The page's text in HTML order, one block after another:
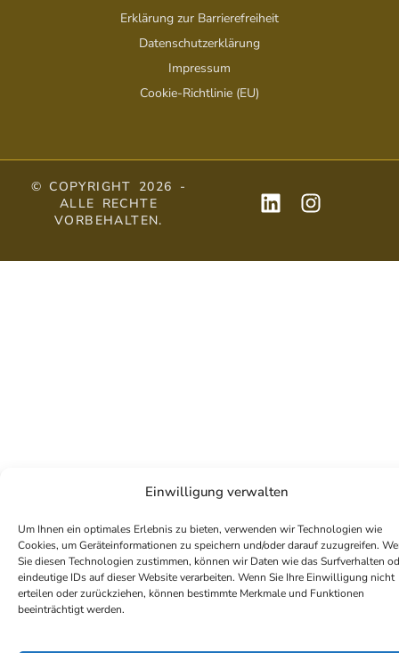
Einwilligung verwalten
Um Ihnen ein optimales Erlebnis zu bieten, verwenden wir Technologien wie
Cookies, um Geräteinformationen zu speichern und/oder darauf zuzugreifen.
Sie diesen Technologien zustimmen, können wir Daten wie das Surfverhalten
eindeutige IDs auf dieser Website verarbeiten. Wenn Sie Ihre Einwilligung nicht
erteilen oder zurückziehen, können bestimmte Merkmale und Funktionen
beeinträchtigt werden.
Erklärung zur Barrierefreiheit
Datenschutzerklärung
Impressum
Cookie-Richtlinie (EU)
© COPYRIGHT 2026 -
ALLE RECHTE
VORBEHALTEN.